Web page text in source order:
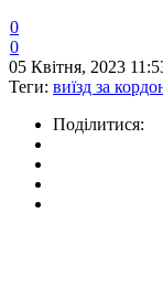
0
0
05 Квітня, 2023
Теги: виїзд за
Поділитися: